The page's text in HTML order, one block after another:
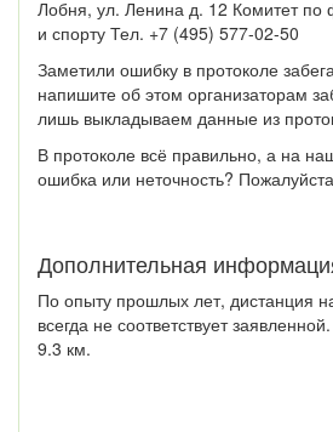
Лобня, ул. Ленина д. 12 Комитет по
и спорту Тел. +7 (495) 577-02-50
Заметили ошибку в протоколе
напишите об этом организаторам
лишь выкладываем данные из
В протоколе всё правильно, а на
ошибка или неточность?
Дополнительная
По опыту прошлых лет, дистанция
всегда не соответствует
9.3 км.